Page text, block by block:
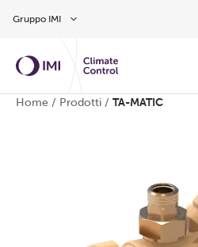
Gruppo IMI
Home / Prodotti / TA-MATIC